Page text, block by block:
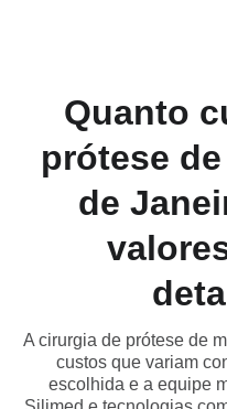
Quanto
prótese
de
A cirurgia de prótese de
custos que variam
escolhida e a equipe